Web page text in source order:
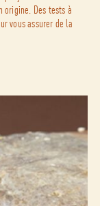
Des tests à
vous assurer de la